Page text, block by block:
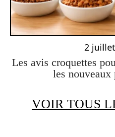
2
Les avis croquettes
les nouveaux
VOIR TOUS